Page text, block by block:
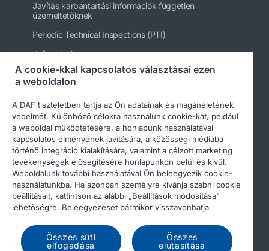
Javítás karbantartási információk független
üzemeltetőknek
Periodic Technical Inspections (PTI)
daftrucks.hu
Egyéb DAF webhelyek
© 2026 DAF Legal notice
Privacy statement
General conditions
A DAF és a cookie-k
Income Tax Report
A cookie-kkal kapcsolatos választásai ezen
a weboldalon
A DAF tiszteletben tartja az Ön adatainak és magánéletének
védelmét. Különböző célokra használunk cookie-kat, például
a weboldal működtetésére, a honlapunk használatával
kapcsolatos élményének javítására, a közösségi médiába
történő integráció kialakítására, valamint a célzott marketing
tevékenységek elősegítésére honlapunkon belül és kívül.
Weboldalunk további használatával Ön beleegyezik cookie-
használatunkba. Ha azonban személyre kívánja szabni cookie
beállításait, kattintson az alábbi „Beállítások módosítása”
lehetőségre. Beleegyezését bármikor visszavonhatja.
Összes süti
elfogadása
Összes
elutasítása